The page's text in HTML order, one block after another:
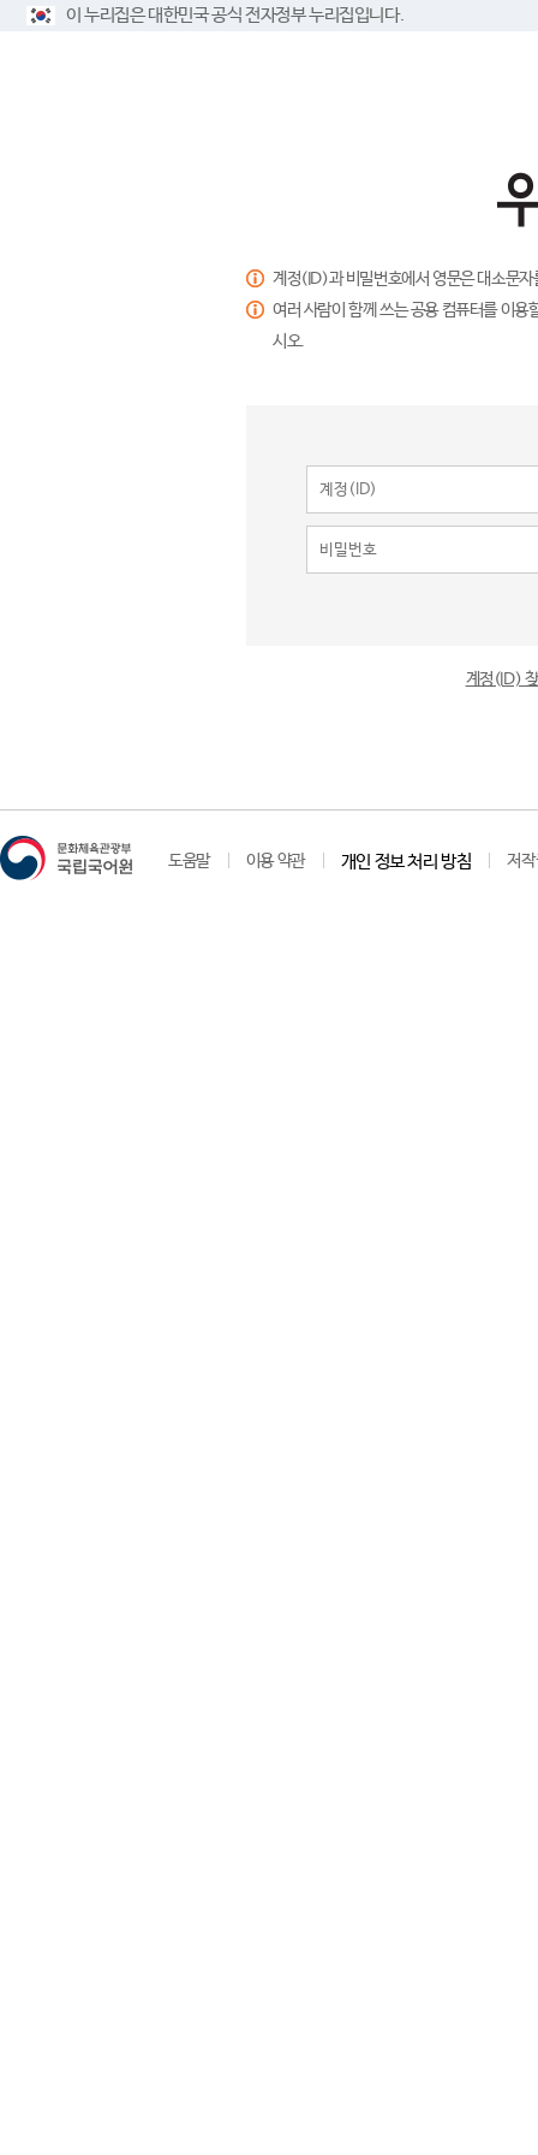
이 누리집은 대한민국 공식 전자정부 누리집입니다.
계정(ID)과 비밀번호에서 영문은 대소문
여러 사람이 함께 쓰는 공용 컴퓨터를 이
시오.
계정(ID)
도움말 이용 약관 개인 정보 처리 방침 저